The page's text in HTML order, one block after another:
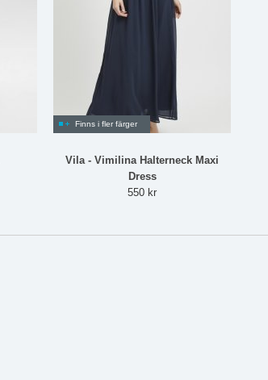
Finns i fler färger
Vila - Vimilina Halterneck Maxi
Dress
550 kr